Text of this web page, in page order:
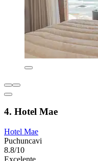
4. Hotel Mae
Hotel Mae
Puchuncavi
8.8/10
Excelente